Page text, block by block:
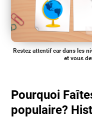
Restez attentif car dans les
et vous
Pourquoi
populaire?